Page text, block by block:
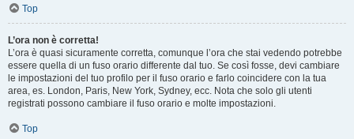
Top
L’ora non è corretta!
L’ora è quasi sicuramente corretta, comunque l’ora che stai vedendo potrebbe
essere quella di un fuso orario differente dal tuo. Se così fosse, devi cambiare
le impostazioni del tuo profilo per il fuso orario e farlo coincidere con la tua
area, es. London, Paris, New York, Sydney, ecc. Nota che solo gli utenti
registrati possono cambiare il fuso orario e molte impostazioni.
Top